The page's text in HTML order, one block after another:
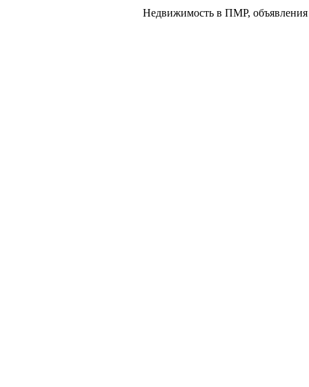
Недвижимость в ПМР, объявления